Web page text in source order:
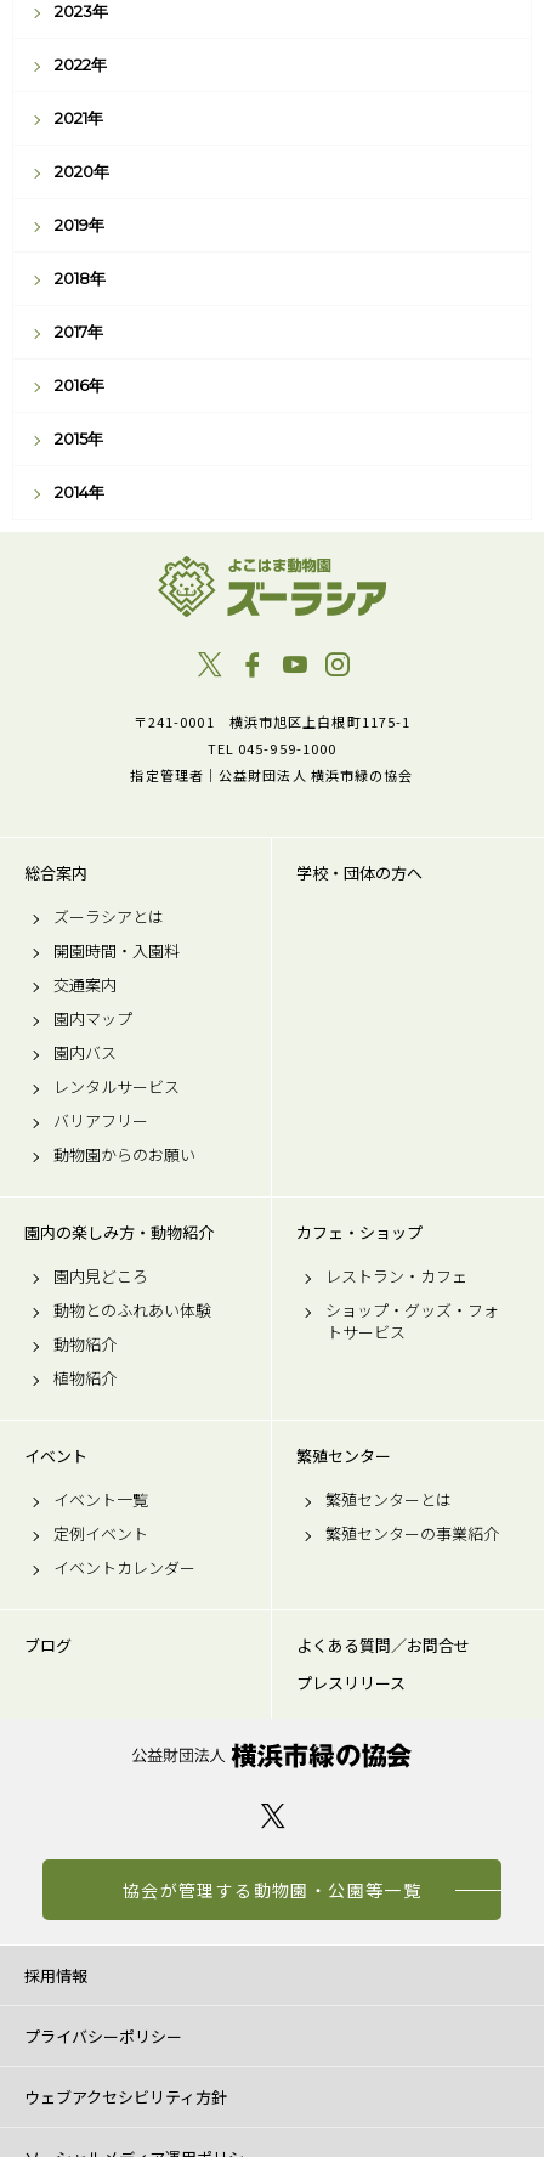
2023年
2022年
2021年
2020年
2019年
2018年
2017年
2016年
2015年
2014年
〒241-0001 横浜市旭区上白根町1175-1
TEL 045-959-1000
指定管理者｜公益財団法人 横浜市緑の協会
総合案内
ズーラシアとは
開園時間・入園料
交通案内
園内マップ
園内バス
レンタルサービス
バリアフリー
動物園からのお願い
学校・団体の方へ
園内の楽しみ方・動物紹介
園内見どころ
動物とのふれあい体験
動物紹介
植物紹介
カフェ・ショップ
レストラン・カフェ
ショップ・グッズ・フォ
トサービス
イベント
イベント一覧
定例イベント
イベントカレンダー
繁殖センター
繁殖センターとは
繁殖センターの事業紹介
ブログ
よくある質問／お問合せ
プレスリリース
協会が管理する動物園・公園等一覧
採用情報
プライバシーポリシー
ウェブアクセシビリティ方針